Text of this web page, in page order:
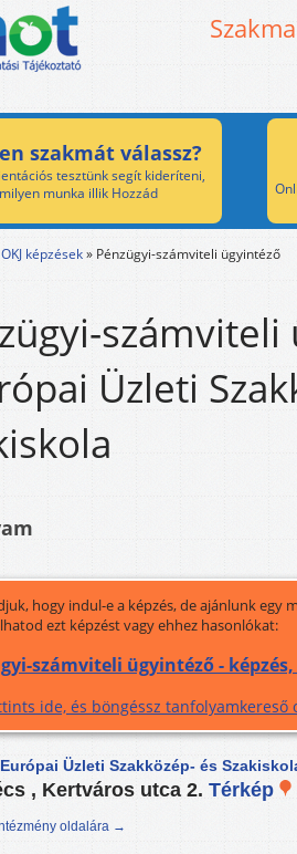
szakmát válassz?
tesztünk segít kideríteni,
milyen munka illik Hozzád
OKJ képzések» Pénzügyi-számviteli ügyintéző
számviteli
Üzleti
hogy indul-e a képzés, de ajánlunk egy
ezt képzést vagy ehhez hasonlókat:
számviteli ügyintéző -
ide, és böngéssz tanfolyamkereső
Európai Üzleti Szakközép- és
, Kertváros utca 2. Térkép
oldalára →